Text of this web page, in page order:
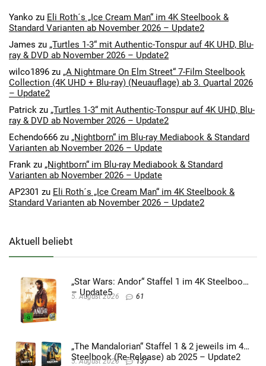
Yanko zu Eli Roth´s „Ice Cream Man“ im 4K Steelbook &
Standard Varianten ab November 2026 – Update2
James zu „Turtles 1-3“ mit Authentic-Tonspur auf 4K UHD, Blu-
ray & DVD ab November 2026 – Update2
wilco1896 zu „A Nightmare On Elm Street“ 7-Film Steelbook
Collection (4K UHD + Blu-ray) (Neuauflage) ab 3. Quartal 2026
– Update2
Patrick zu „Turtles 1-3“ mit Authentic-Tonspur auf 4K UHD, Blu-
ray & DVD ab November 2026 – Update2
Echendo666 zu „Nightborn“ im Blu-ray Mediabook & Standard
Varianten ab November 2026 – Update
Frank zu „Nightborn“ im Blu-ray Mediabook & Standard
Varianten ab November 2026 – Update
AP2301 zu Eli Roth´s „Ice Cream Man“ im 4K Steelbook &
Standard Varianten ab November 2026 – Update2
Aktuell beliebt
„Star Wars: Andor“ Staffel 1 im 4K Steelbook
– Update5
5. August 2026 61
„The Mandalorian“ Staffel 1 & 2 jeweils im 4K
Steelbook (Re-Release) ab 2025 – Update2
5. August 2026 137